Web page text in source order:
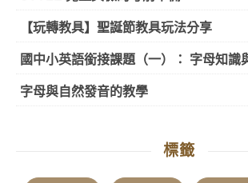
【玩轉教具】聖誕節教具玩法分享
國中小英語銜接課題（一）： 字母知識
字母與自然發音的教學
標籤